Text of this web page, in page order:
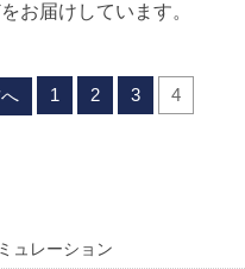
お届けしています。
1 2 3 4
ュレーション